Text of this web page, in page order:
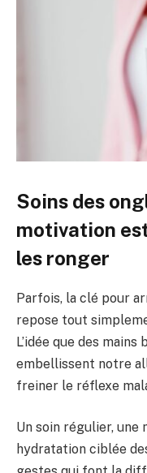
Soins des
motivation
les ronger
Parfois, la clé pour
repose tout
L’idée que des
embellissent notre
freiner le réflexe
Un soin régulier, une
hydratation ciblée